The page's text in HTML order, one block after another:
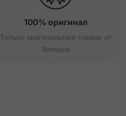
100% оригинал
Только оригинальные товары от
брендов